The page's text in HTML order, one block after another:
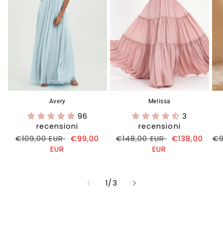
Avery
96
recensioni
Prezzo
€109,00 EUR
Prezzo
€99,00
EUR
Melissa
3
recensioni
Prezzo
€148,00 EUR
Prezzo
€138,00
EUR
1/
su3